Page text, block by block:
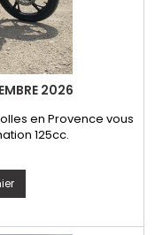
2026
en Provence vous
125cc.